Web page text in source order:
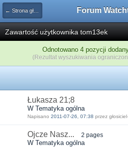
← Strona główna
Zawartość użytkownika tom13ek
Odnotowano 4 pozycji
(Rezultat wyszukiwania
Łukasza 21;8
W Tematyka ogólna
Napisano 2011-07-26, 07:38 przez
Ojcze Nasz... 2 pages
W Tematyka ogólna